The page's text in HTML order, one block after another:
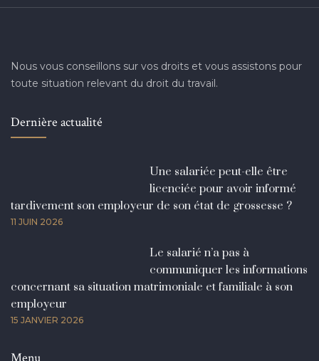
Nous vous conseillons sur vos droits et vous assistons pour
toute situation relevant du droit du travail.
Dernière actualité
Une salariée peut-elle être
licenciée pour avoir informé
tardivement son employeur de son état de grossesse ?
11 JUIN 2026
Le salarié n’a pas à
communiquer les informations
concernant sa situation matrimoniale et familiale à son
employeur
15 JANVIER 2026